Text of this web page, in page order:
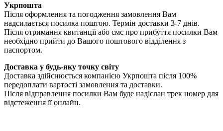
Укрпошта
Після оформлення та погодження замовлення Вам
надсилається посилка поштою. Термін доставки 3-7 днів.
Після отримання квитанції або смс про прибуття посилки Вам
необхідно прийти до Вашого поштового відділення з
паспортом.
Доставка у будь-яку точку світу
Доставка здійснюється компанією Укрпошта після 100%
передоплати вартості замовлення та доставки.
Після відправлення посилки Вам буде надіслан трек номер для
відстеження її онлайн.